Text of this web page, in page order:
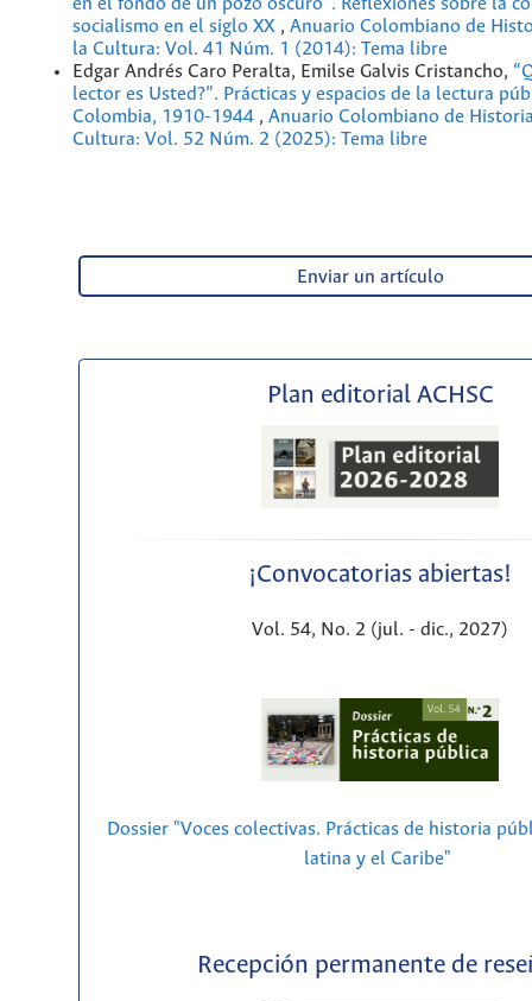
en el fondo de un pozo oscuro”. Reflexiones sobre la
socialismo en el siglo XX , Anuario Colombiano de
la Cultura: Vol. 41 Núm. 1 (2014): Tema libre
Edgar Andrés Caro Peralta, Emilse Galvis Cristancho,
lector es Usted?”. Prácticas y espacios de la lectura
Colombia, 1910-1944 , Anuario Colombiano de
Cultura: Vol. 52 Núm. 2 (2025): Tema libre
Enviar un artículo
Plan editorial ACHSC
¡Convocatorias abiertas!
Vol. 54, No. 2 (jul. - dic., 2027)
Dossier "Voces colectivas. Prácticas de historia
latina y el Caribe"
Recepción permanente de